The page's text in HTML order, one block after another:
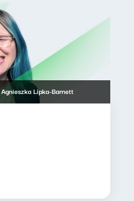
Agnieszka Lipka-Barnett